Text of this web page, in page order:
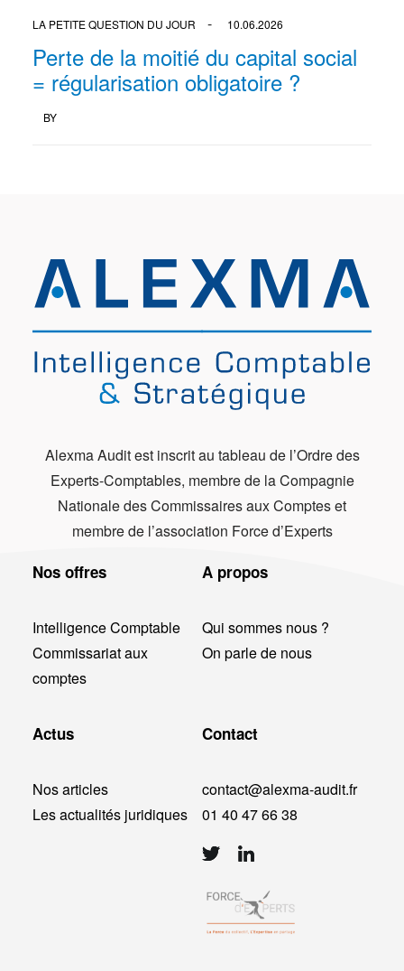
LA PETITE QUESTION DU JOUR 10.06.2026
Perte de la moitié du capital social
= régularisation obligatoire ?
BY
Alexma Audit est inscrit au tableau de l’Ordre des
Experts-Comptables, membre de la Compagnie
Nationale des Commissaires aux Comptes et
membre de l’association Force d’Experts
Nos offres
Intelligence Comptable
Commissariat aux
comptes
A propos
Qui sommes nous ?
On parle de nous
Actus
Nos articles
Les actualités juridiques
Contact
contact@alexma-audit.fr
01 40 47 66 38